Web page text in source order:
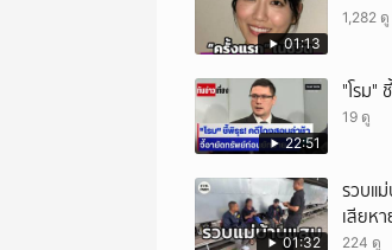
01:13
1,282 ดู
22:51
"โรม"
19 ดู
01:32
รวบแ
เสียห
224 ดู